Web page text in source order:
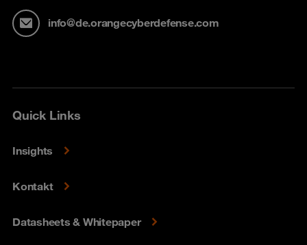
info@de.orangecyberdefense.com
Quick Links
Insights
Kontakt
Datasheets & Whitepaper